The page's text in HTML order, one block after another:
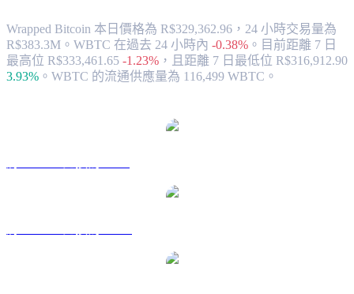
Wrapped Bitcoin 本日價格為 R$329,362.96，24 小時交易量為
R$383.3M。WBTC 在過去 24 小時內 -0.38% 。 目前距離 7 日
最高位 R$333,461.65 -1.23% ， 且距離 7 日最低位 R$316,912.90
3.93% 。 WBTC 的流通供應量為 116,499 WBTC。